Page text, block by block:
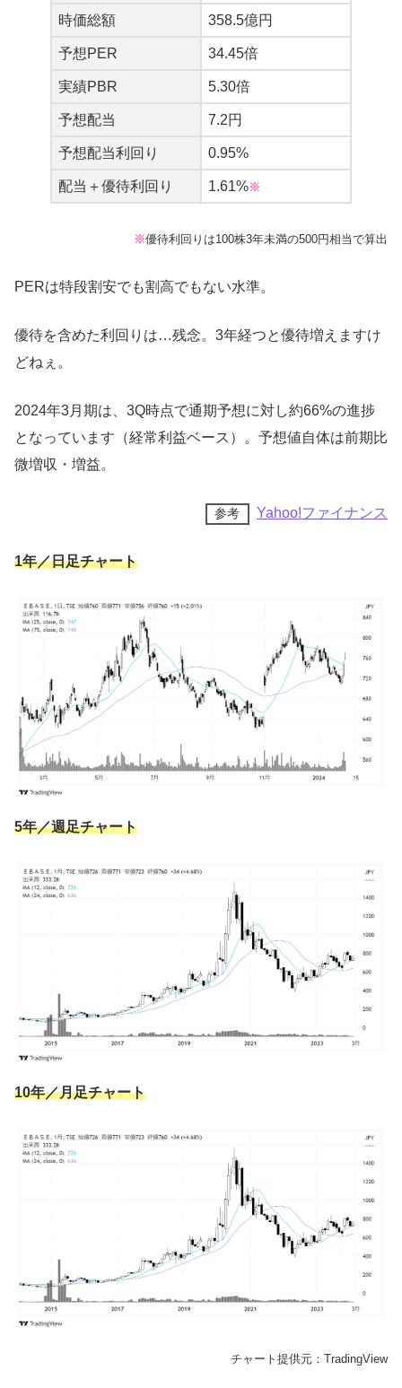
時価総額 358.5億円
予想PER 34.45倍
実績PBR 5.30倍
予想配当 7.2円
予想配当利回り 0.95%
配当＋優待利回り 1.61%※
※優待利回りは100株3年未満の500円相当で算出
PERは特段割安でも割高でもない水準。
優待を含めた利回りは…残念。3年経つと優待増えますけ
どねぇ。
2024年3月期は、3Q時点で通期予想に対し約66%の進捗
となっています（経常利益ベース）。予想値自体は前期比
微増収・増益。
参考 Yahoo!ファイナンス
1年／日足チャート
5年／週足チャート
10年／月足チャート
チャート提供元：TradingView